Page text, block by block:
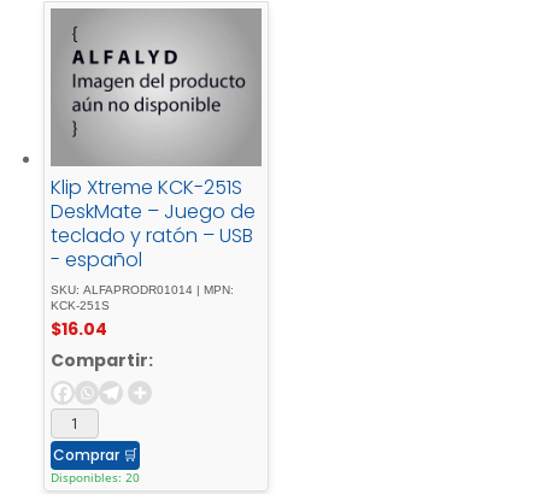
Klip Xtreme KCK-251S
DeskMate – Juego de
teclado y ratón – USB
- español
SKU: ALFAPRODR01014 | MPN:
KCK-251S
$16.04
Compartir:
Comprar 🛒
Disponibles: 20